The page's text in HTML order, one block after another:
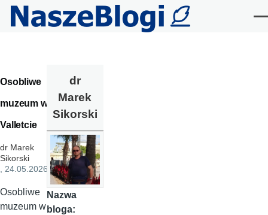
Przejdź do treści
Osobliwe
muzeum w
Valletcie
dr Marek
Sikorski
, 24.05.2026
Osobliwe
muzeum w
dr
Marek
Sikorski
Nazwa
bloga: